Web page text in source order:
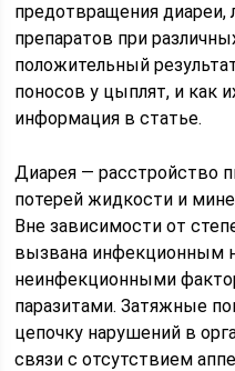
предотвращения диареи,
препаратов при
положительный
поносов у цыплят, и как
информация в статье.
Диарея — расстройство
потерей жидкости и
Вне зависимости от
вызвана инфекционным
неинфекционными
паразитами. Затяжные
цепочку нарушений в
связи с отсутствием